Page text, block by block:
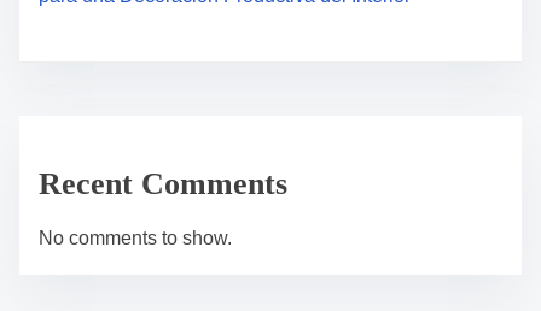
Recent Comments
No comments to show.